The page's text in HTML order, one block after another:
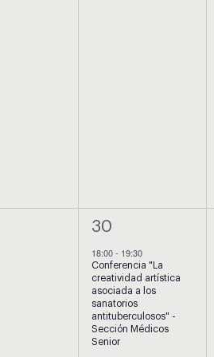
1
evento,
30
18:00- 19:30
Conferencia "La
creatividad artística
asociada a los
sanatorios
antituberculosos" -
Sección Médicos
Senior